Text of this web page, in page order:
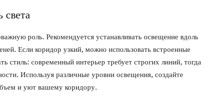
света
роль. Рекомендуется устанавливать освещение вдоль
Если коридор узкий, можно использовать встроенные
стиль: современный интерьер требует строгих линий, тогда
Используя различные уровни освещения, создайте
и уют вашему коридору.